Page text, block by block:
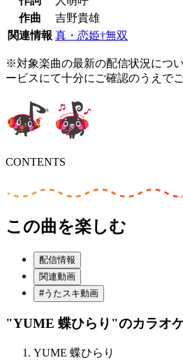
作曲
吉野貴雄
関連情報 真・恋姫†無双
※対象楽曲の最新の配信状況につ
ービスにて十分にご確認のうえで
CONTENTS
この曲を楽しむ
配信情報
関連動画
#うたスキ動画
"YUME 蝶ひらり"のカラオ
YUME 蝶ひらり